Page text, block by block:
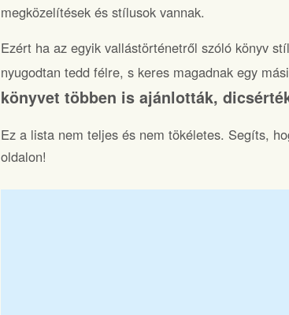
megközelítések és stílusok vannak.
Ezért ha az egyik vallástörténetről szóló könyv
nyugodtan tedd félre, s keres magadnak egy
könyvet többen is ajánlották,
Ez a lista nem teljes és nem tökéletes. Segíts,
oldalon!